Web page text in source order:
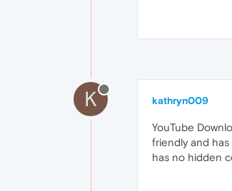
K kathryn009
YouTube
friendly and
has no hidden